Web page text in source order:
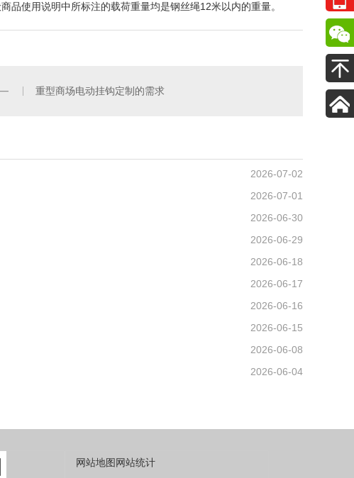
品使用说明中所标注的载荷重量均是钢丝绳12米以内的重量。
重型商场电动挂钩定制的需求
2026-07-02
2026-07-01
2026-06-30
2026-06-29
2026-06-18
2026-06-17
2026-06-16
2026-06-15
2026-06-08
2026-06-04
网站地图 网站统计